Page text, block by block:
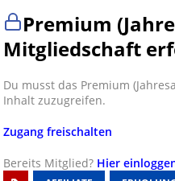
Premium
Mitgliedschaft
Du musst das Premium
Inhalt zuzugreifen.
Zugang freischalten
Bereits Mitglied? Hier